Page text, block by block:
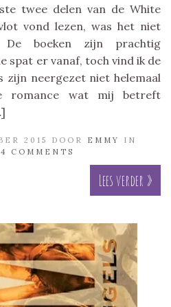
twee delen van de White
vond lezen, was het niet
De boeken zijn prachtig
spat er vanaf, toch vind ik de
zijn neergezet niet helemaal
romance wat mij betreft
2015 DOOR EMMY
IN
4 COMMENTS
Lees verder »